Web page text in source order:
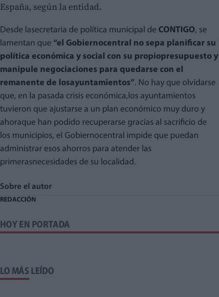
España, según la entidad.
Desde lasecretaria de política municipal de CONTIGO, se
lamentan que “el Gobiernocentral no sepa planificar su
política económica y social con su propiopresupuesto y
manipule negociaciones para quedarse con el
remanente de losayuntamientos”. No hay que olvidarse
que, en la pasada crisis económica,los ayuntamientos
tuvieron que ajustarse a un plan económico muy duro y
ahoraque han podido recuperarse gracias al sacrificio de
los municipios, el Gobiernocentral impide que puedan
administrar esos ahorros para atender las
primerasnecesidades de su localidad.
Sobre el autor
REDACCIÓN
HOY EN PORTADA
LO MÁS LEÍDO